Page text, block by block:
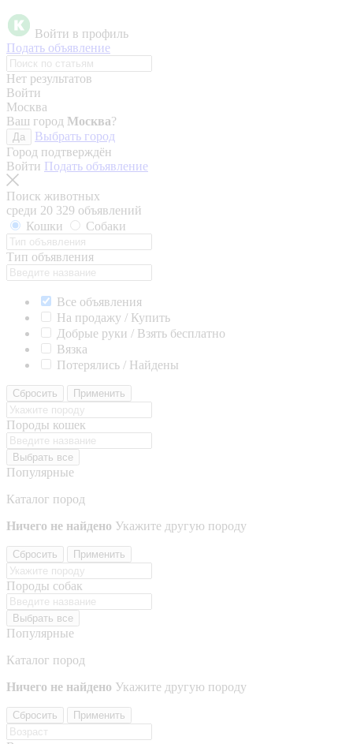
Войти в профиль
Подать объявление
Нет результатов
Войти
Москва
Ваш город Москва?
Да
Выбрать город
Город подтверждён
Войти Подать объявление
Поиск животных
среди 20 329 объявлений
Кошки
Собаки
Тип объявления
Все объявления
На продажу / Купить
Добрые руки / Взять бесплатно
Вязка
Потерялись / Найдены
Сбросить Применить
Породы кошек
Выбрать все
Популярные
Каталог пород
Ничего не найдено Укажите другую породу
Сбросить Применить
Породы собак
Выбрать все
Популярные
Каталог пород
Ничего не найдено Укажите другую породу
Сбросить Применить